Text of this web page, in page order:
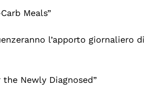
Meals”
l’apporto giornaliero di
Newly Diagnosed”